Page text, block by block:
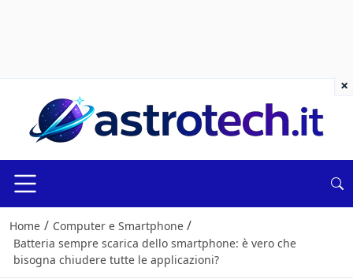
Home / Computer e Smartphone /
Batteria sempre scarica dello smartphone: è vero che
bisogna chiudere tutte le applicazioni?
×